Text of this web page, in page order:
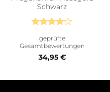
Schwarz
mit4
von 5
geprüfte
Gesamtbewertungen
34,95 €